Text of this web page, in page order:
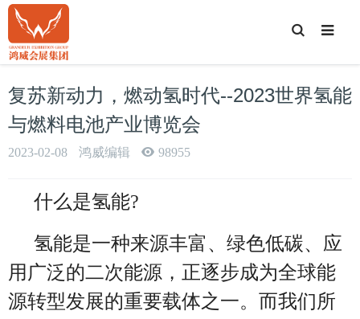
T
o
g
S
e
复苏新动力，燃动氢时代--2023世界氢能
与燃料电池产业博览会
2023-02-08 鸿威编辑 98955
什么是氢能?
氢能是一种来源丰富、绿色低碳、应
用广泛的二次能源，正逐步成为全球能
源转型发展的重要载体之一。而我们所